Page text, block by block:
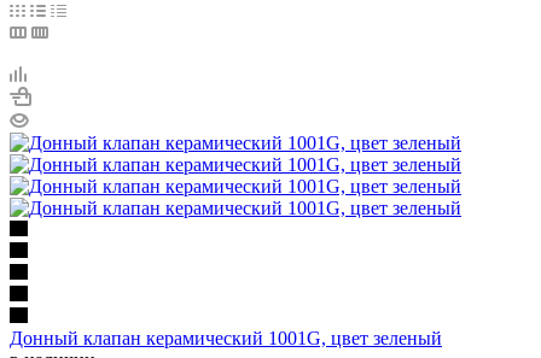
Донный клапан керамический 1001G, цвет зеленый